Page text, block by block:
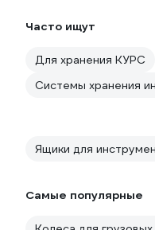
Часто ищут
Для хранения КУРС
Системы хранения
Ящики для
Самые популярные